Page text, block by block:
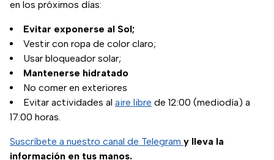
en los próximos días:
Evitar exponerse al Sol;
Vestir con ropa de color claro;
Usar bloqueador solar;
Mantenerse hidratado
No comer en exteriores
Evitar actividades al aire libre de 12:00 (mediodía) a
17:00 horas.
Suscríbete a nuestro canal de Telegram y lleva la
información en tus manos.